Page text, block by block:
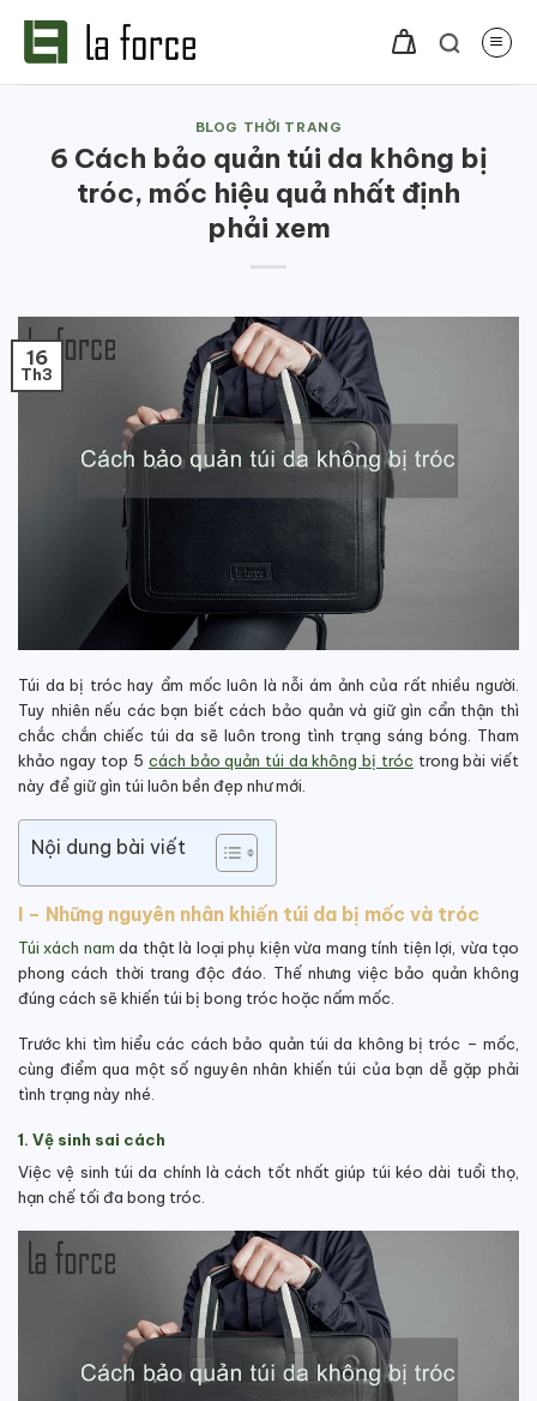
BLOG THỜI TRANG
6 Cách bảo quản túi da không bị
tróc, mốc hiệu quả nhất định
phải xem
16
Th3
Túi da bị tróc hay ẩm mốc luôn là nỗi ám ảnh của rất nhiều người.
Tuy nhiên nếu các bạn biết cách bảo quản và giữ gìn cẩn thận thì
chắc chắn chiếc túi da sẽ luôn trong tình trạng sáng bóng. Tham
khảo ngay top 5 cách bảo quản túi da không bị tróc trong bài viết
này để giữ gìn túi luôn bền đẹp như mới.
Nội dung bài viết
I – Những nguyên nhân khiến túi da bị mốc và tróc
Túi xách nam da thật là loại phụ kiện vừa mang tính tiện lợi, vừa tạo
phong cách thời trang độc đáo. Thế nhưng việc bảo quản không
đúng cách sẽ khiến túi bị bong tróc hoặc nấm mốc.
Trước khi tìm hiểu các cách bảo quản túi da không bị tróc – mốc,
cùng điểm qua một số nguyên nhân khiến túi của bạn dễ gặp phải
tình trạng này nhé.
1. Vệ sinh sai cách
Việc vệ sinh túi da chính là cách tốt nhất giúp túi kéo dài tuổi thọ,
hạn chế tối đa bong tróc.